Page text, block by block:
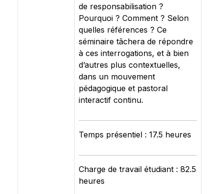
de responsabilisation ?
Pourquoi ? Comment ? Selon
quelles références ? Ce
séminaire tâchera de répondre
à ces interrogations, et à bien
d’autres plus contextuelles,
dans un mouvement
pédagogique et pastoral
interactif continu.
Temps présentiel : 17.5 heures
Charge de travail étudiant : 82.5
heures